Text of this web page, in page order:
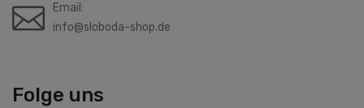
Folge uns
Email:
info@sloboda-shop.de